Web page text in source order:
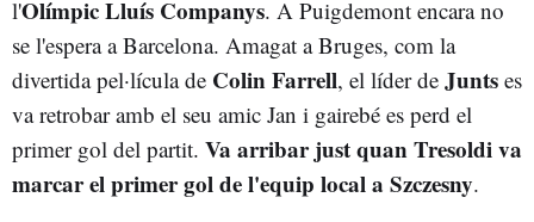
l'Olímpic Lluís Companys. A Puigdemont encara no
se l'espera a Barcelona. Amagat a Bruges, com la
divertida pel·lícula de Colin Farrell, el líder de Junts es
va retrobar amb el seu amic Jan i gairebé es perd el
primer gol del partit. Va arribar just quan Tresoldi va
marcar el primer gol de l'equip local a Szczesny.